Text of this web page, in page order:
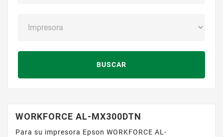
BUSCAR
WORKFORCE AL-MX300DTN
Para su impresora Epson WORKFORCE AL-